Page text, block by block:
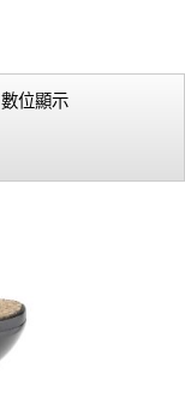
數位顯示